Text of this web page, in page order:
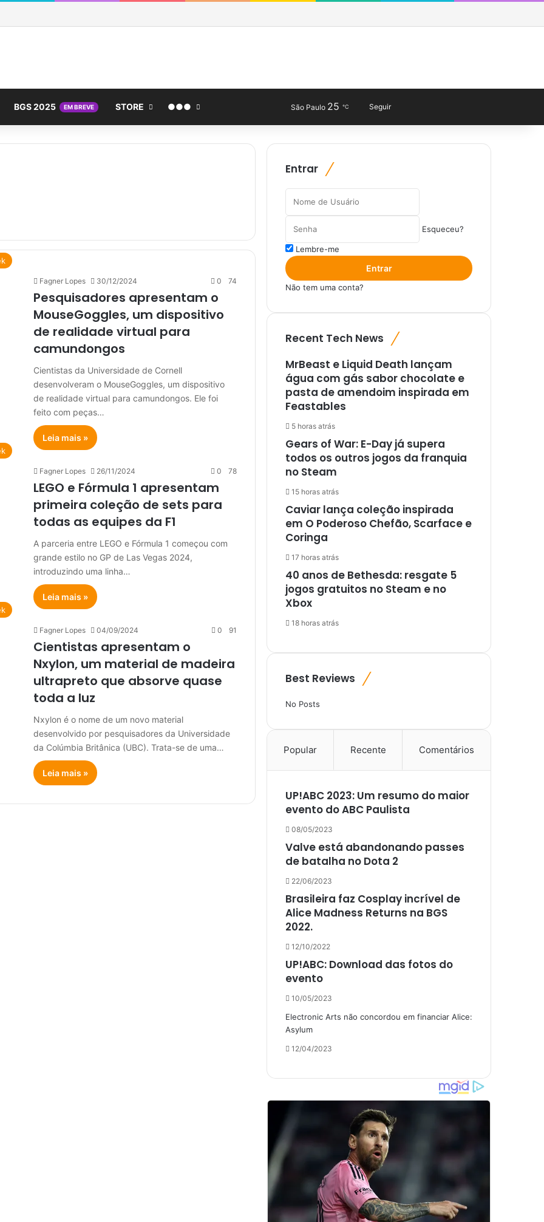
Obewise Radio
BGS 2025 EM BREVE STORE ●●● São Paulo 25 ℃ Seguir
Fagner Lopes 30/12/2024 0 74
Pesquisadores apresentam o
MouseGoggles, um dispositivo
de realidade virtual para
camundongos
Cientistas da Universidade de Cornell
desenvolveram o MouseGoggles, um dispositivo
de realidade virtual para camundongos. Ele foi
feito com peças…
Leia mais »
Fagner Lopes 26/11/2024 0 78
LEGO e Fórmula 1 apresentam
primeira coleção de sets para
todas as equipes da F1
A parceria entre LEGO e Fórmula 1 começou com
grande estilo no GP de Las Vegas 2024,
introduzindo uma linha…
Leia mais »
Fagner Lopes 04/09/2024 0 91
Cientistas apresentam o
Nxylon, um material de madeira
ultrapreto que absorve quase
toda a luz
Nxylon é o nome de um novo material
desenvolvido por pesquisadores da Universidade
da Colúmbia Britânica (UBC). Trata-se de uma…
Leia mais »
Entrar
Esqueceu?
Lembre-me
Entrar
Não tem uma conta?
Recent Tech News
MrBeast e Liquid Death lançam
água com gás sabor chocolate e
pasta de amendoim inspirada em
Feastables
5 horas atrás
Gears of War: E-Day já supera
todos os outros jogos da franquia
no Steam
15 horas atrás
Caviar lança coleção inspirada
em O Poderoso Chefão, Scarface e
Coringa
17 horas atrás
40 anos de Bethesda: resgate 5
jogos gratuitos no Steam e no
Xbox
18 horas atrás
Best Reviews
No Posts
Popular Recente Comentários
UP!ABC 2023: Um resumo do maior
evento do ABC Paulista
08/05/2023
Valve está abandonando passes
de batalha no Dota 2
22/06/2023
Brasileira faz Cosplay incrível de
Alice Madness Returns na BGS
2022.
12/10/2022
UP!ABC: Download das fotos do
evento
10/05/2023
Electronic Arts não concordou em financiar Alice:
Asylum
12/04/2023